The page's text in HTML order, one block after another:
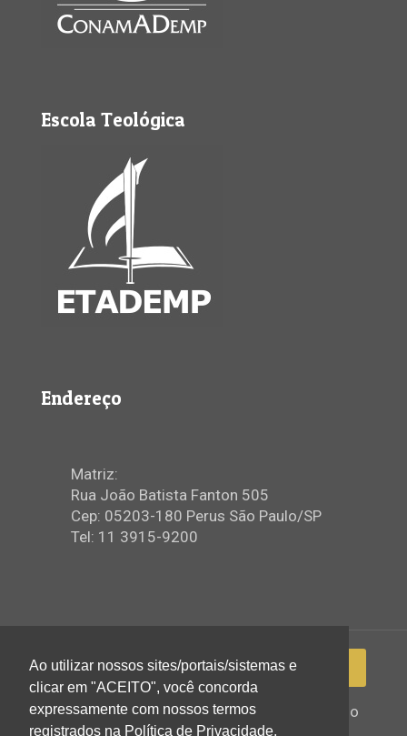
Escola Teológica
Endereço
Matriz:
Rua João Batista Fanton 505
Cep: 05203-180 Perus São Paulo/SP
Tel: 11 3915-9200
2022 © Igreja Assembleia de Deus Ministério
Ao utilizar nossos sites/portais/sistemas e
clicar em "ACEITO", você concorda
expressamente com nossos termos
registrados na Política de Privacidade.